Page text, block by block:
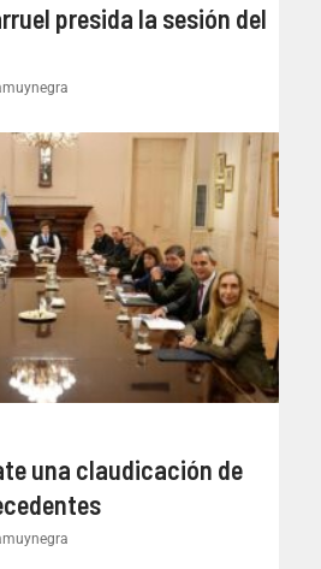
presida la sesión del
una claudicación de